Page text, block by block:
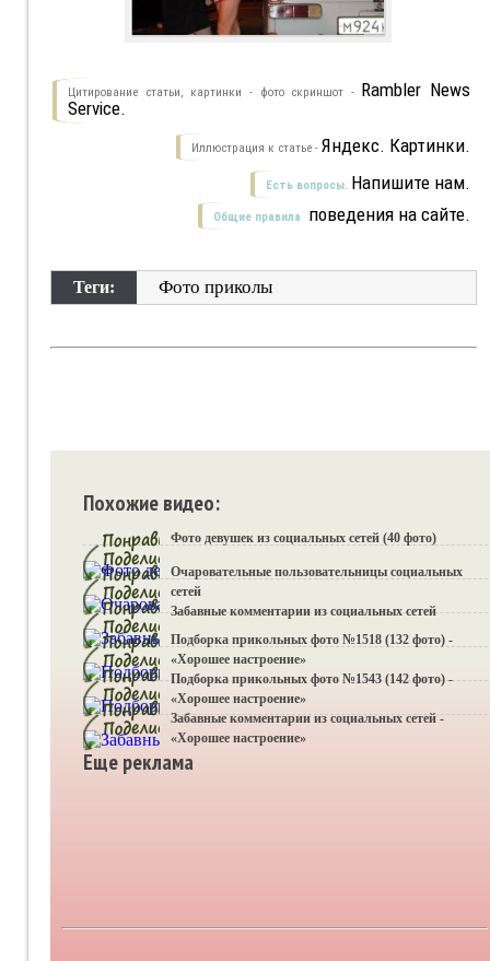
Цитирование статьи, картинки - фото скриншот - Rambler News
Service.
Иллюстрация к статье - Яндекс. Картинки.
Есть вопросы. Напишите нам.
Общие правила поведения на сайте.
Теги: Фото приколы
Похожие видео:
Фото девушек из социальных сетей (40 фото)
Очаровательные пользовательницы социальных
сетей
Забавные комментарии из социальных сетей
Подборка прикольных фото №1518 (132 фото) -
«Хорошее настроение»
Подборка прикольных фото №1543 (142 фото) -
«Хорошее настроение»
Забавные комментарии из социальных сетей -
«Хорошее настроение»
Еще реклама